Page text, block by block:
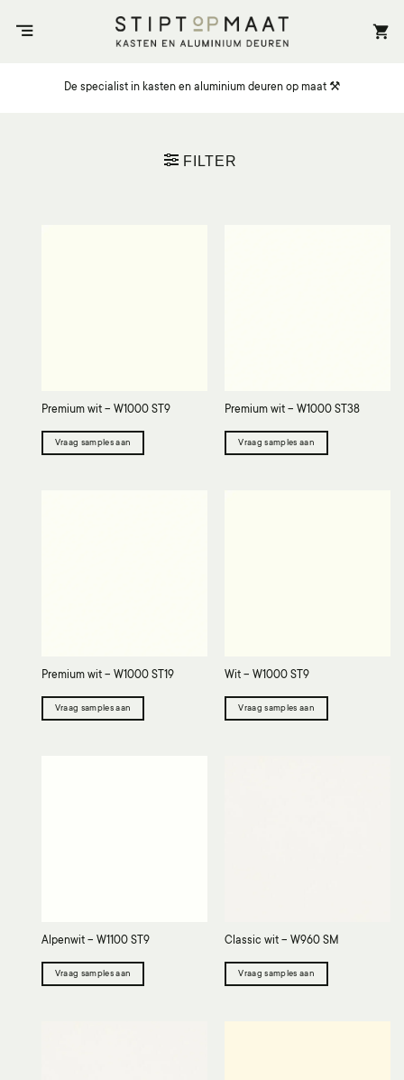
naar
De specialist in kasten en aluminium deuren op maat ⚒️
FILTER
Premium wit – W1000 ST9
Vraag samples aan
Premium wit – W1000 ST38
Vraag samples aan
Premium wit – W1000 ST19
Vraag samples aan
Wit – W1000 ST9
Vraag samples aan
Alpenwit – W1100 ST9
Vraag samples aan
Classic wit – W960 SM
Vraag samples aan